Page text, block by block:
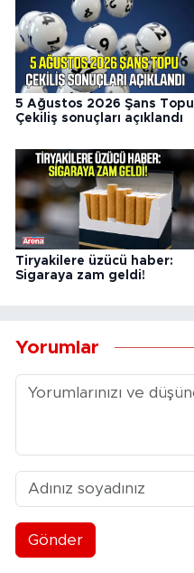
5 Ağustos 2026 Şans Topu
Çekiliş sonuçları açıklandı
Tiryakilere üzücü haber:
Sigaraya zam geldi!
Yorumlar
Gönder